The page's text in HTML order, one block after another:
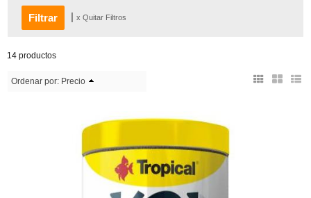
x Quitar Filtros
14 productos
Ordenar por: Precio